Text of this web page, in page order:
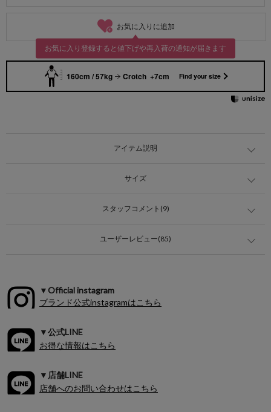
お気に入りに追加
お気に入り登録すると値下げや再入荷の通知が届きます
160cm / 57kg Crotch +7cm Find your size
アイテム説明
サイズ
スタッフコメント(9)
ユーザーレビュー(85)
▼Official instagram
ブランド公式instagramはこちら
▼公式LINE
お得な情報はこちら
▼店舗LINE
店舗へのお問い合わせはこちら